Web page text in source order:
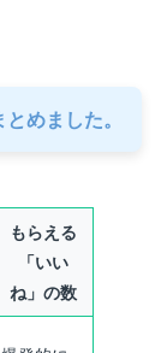
めました。
もらえる
「いい
ね」の数